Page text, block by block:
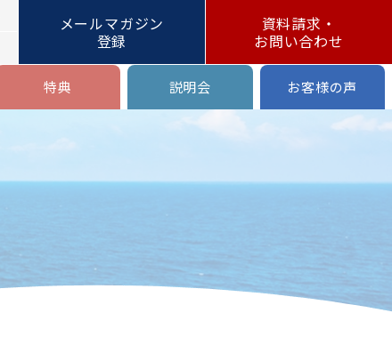
メールマガジン
登録
資料請求・
お問い合わせ
特典 説明会 お客様の声